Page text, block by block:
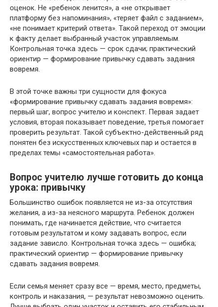
оценок. Не «ребенок ленится», а «не открывает
платформу без напоминания», «теряет файл с заданием»,
«не понимает критерий ответа». Такой переход от эмоции
к факту делает выбранный участок управляемым.
Контрольная точка здесь — срок сдачи; практический
ориентир — формирование привычку сдавать задания
вовремя.
В этой точке важны три сущности для фокуса
«формирование привычку сдавать задания вовремя»:
первый шаг, вопрос учителю и конспект. Первая задает
условия, вторая показывает поведение, третья помогает
проверить результат. Такой субъектно-действенный ряд
понятен без искусственных ключевых пар и остается в
пределах темы «самостоятельная работа».
Вопрос учителю лучше готовить до конца
урока: привычку
Большинство ошибок появляется не из-за отсутствия
желания, а из-за неясного маршрута. Ребенок должен
понимать, где начинается действие, что считается
готовым результатом и кому задавать вопрос, если
задание зависло. Контрольная точка здесь — ошибка;
практический ориентир — формирование привычку
сдавать задания вовремя.
Если семья меняет сразу все — время, место, предметы,
контроль и наказания, — результат невозможно оценить.